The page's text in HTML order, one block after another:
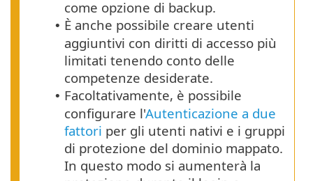
come opzione di backup.
• È anche possibile creare utenti
aggiuntivi con diritti di accesso più
limitati tenendo conto delle
competenze desiderate.
• Facoltativamente, è possibile
configurare l'Autenticazione a due
fattori per gli utenti nativi e i gruppi
di protezione del dominio mappato.
In questo modo si aumenterà la